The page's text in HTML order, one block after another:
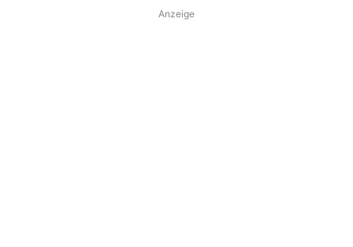
Anzeige